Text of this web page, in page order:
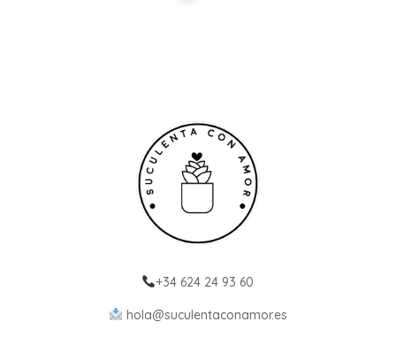
+34 624 24 93 60
hola@suculentaconamor.es